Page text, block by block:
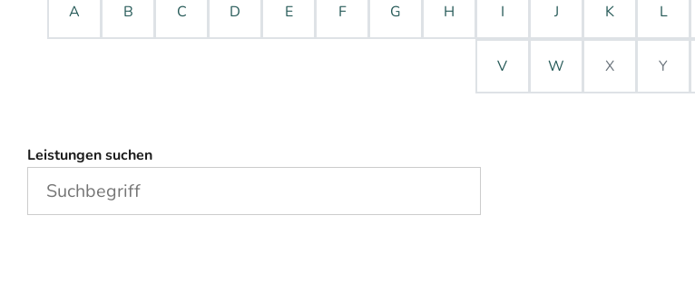
A B C D E F G H I J K L
V W X Y
Leistungen suchen